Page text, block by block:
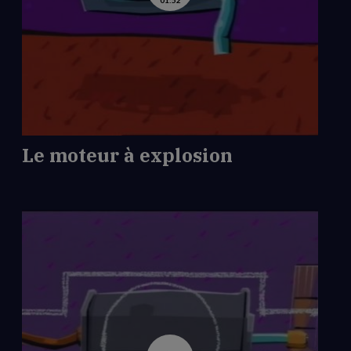
vidéo
Le
moteur
Le moteur à explosion